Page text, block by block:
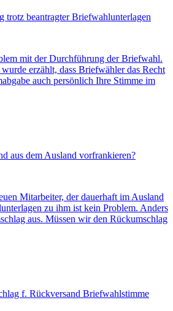
trotz beantragter Briefwahlunterlagen
mit der Durchführung der Briefwahl.
erzählt, dass Briefwähler das Recht
auch persönlich Ihre Stimme im
aus dem Ausland vorfrankieren?
Mitarbeiter, der dauerhaft im Ausland
zu ihm ist kein Problem. Anders
aus. Müssen wir den Rückumschlag
f. Rückversand Briefwahlstimme